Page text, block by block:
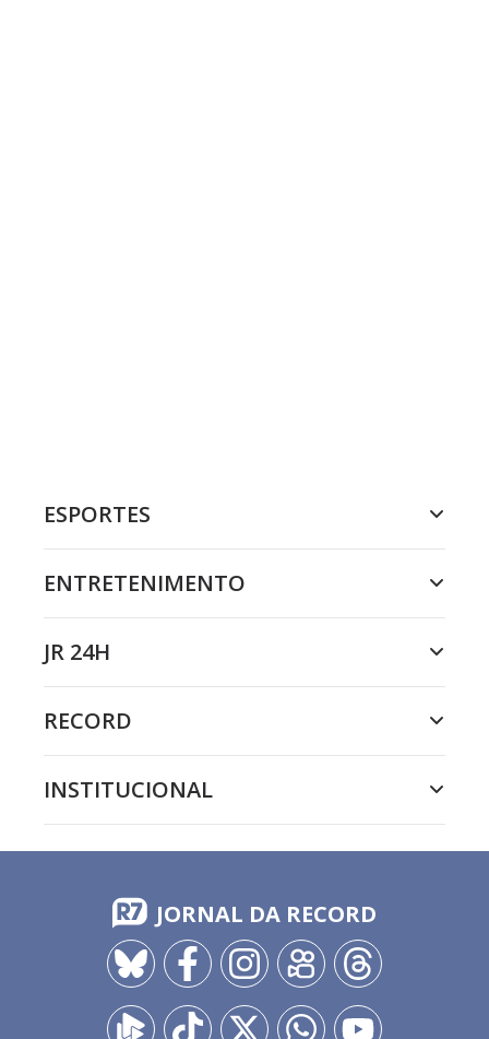
ESPORTES
ENTRETENIMENTO
JR 24H
RECORD
INSTITUCIONAL
JORNAL DA RECORD